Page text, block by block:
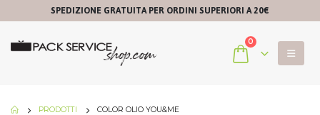
SPEDIZIONE GRATUITA PER ORDINI SUPERIORI A 20€
0
PRODOTTI COLOR OLIO YOU&ME